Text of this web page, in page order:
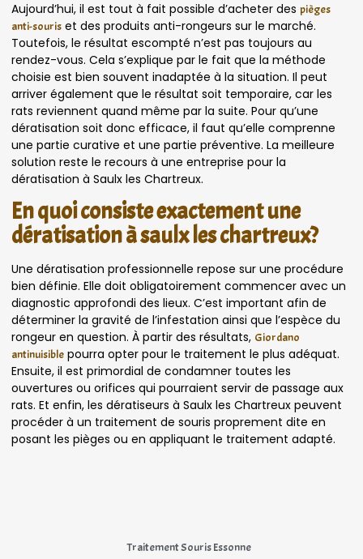
Aujourd’hui, il est tout à fait possible d’acheter des pièges
anti-souris et des produits anti-rongeurs sur le marché.
Toutefois, le résultat escompté n’est pas toujours au
rendez-vous. Cela s’explique par le fait que la méthode
choisie est bien souvent inadaptée à la situation. Il peut
arriver également que le résultat soit temporaire, car les
rats reviennent quand même par la suite. Pour qu’une
dératisation soit donc efficace, il faut qu’elle comprenne
une partie curative et une partie préventive. La meilleure
solution reste le recours à une entreprise pour la
dératisation à Saulx les Chartreux.
En quoi consiste exactement une
dératisation à saulx les chartreux?
Une dératisation professionnelle repose sur une procédure
bien définie. Elle doit obligatoirement commencer avec un
diagnostic approfondi des lieux. C’est important afin de
déterminer la gravité de l’infestation ainsi que l’espèce du
rongeur en question. À partir des résultats, Giordano
antinuisible pourra opter pour le traitement le plus adéquat.
Ensuite, il est primordial de condamner toutes les
ouvertures ou orifices qui pourraient servir de passage aux
rats. Et enfin, les dératiseurs à Saulx les Chartreux peuvent
procéder à un traitement de souris proprement dite en
posant les pièges ou en appliquant le traitement adapté.
Traitement Souris Essonne